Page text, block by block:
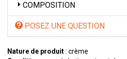
COMPOSITION
POSEZ UNE QUESTION
Nature de produit: crème